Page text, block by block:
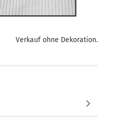
Verkauf ohne Dekoration.